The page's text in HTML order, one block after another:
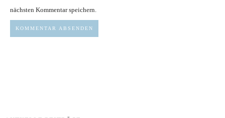
nächsten Kommentar speichern.